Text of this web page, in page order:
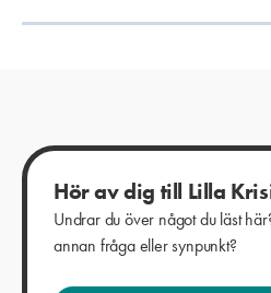
Hör av dig till Lilla
Undrar du över något du läst
annan fråga eller synpunkt?